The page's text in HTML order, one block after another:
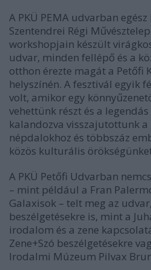
A PKÜ PEMA udvarban
Szentendrei Régi
workshopjain készült
udvar, minden fellépő és a
otthon érezte magát a Petőfi
helyszínén. A fesztivál egyik
volt, amikor egy
vehettünk részt és a
kalandozva visszajutottunk a
népdalokhoz és többszáz
közös kulturális
A PKÜ Petőfi Udvarban
– mint például a Fran
Galaxisok – telt meg az
beszélgetésekre is, mint a
irodalom és a zene
Zene+Szó beszélgetésekre
Irodalmi Múzeum Pilvax